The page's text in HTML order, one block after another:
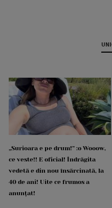
„Surioara e pe drum!” :o Wooow,
ce veste!! E oficial! Îndrăgita
vedetă e din nou însărcinată, la
40 de ani! Uite ce frumos a
anunțat!